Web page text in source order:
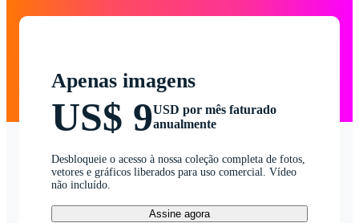
Apenas imagens
US$ 9USD por mês faturado
anualmente
Desbloqueie o acesso à nossa coleção completa de fotos,
vetores e gráficos liberados para uso comercial. Vídeo
não incluído.
Assine agora